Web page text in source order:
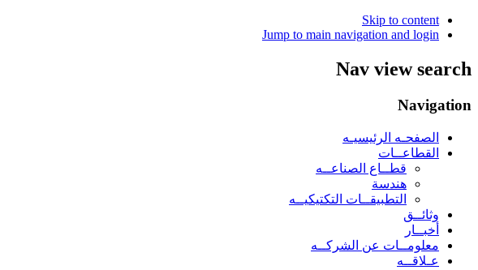
Skip to content
Jump to main navigation and login
Nav view search
Navigation
الصفحـه الرئيسيـه
القطاعــات
قطــاع الصناعــه
هندسة
التطبيقــات التكتيكيــه
وثائــق
أخبــار
معلومــات عن الشركــه
عـلاقــه